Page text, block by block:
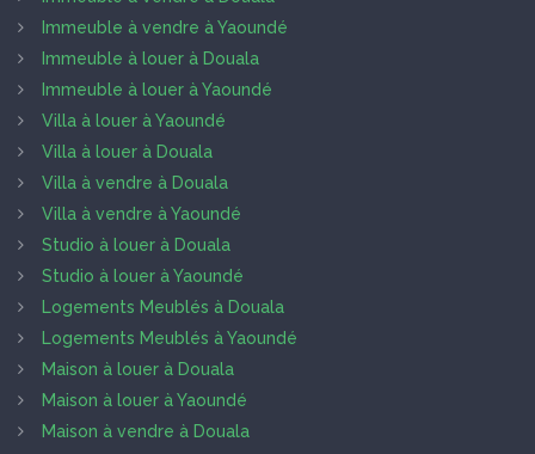
Immeuble à vendre à Yaoundé
Immeuble à louer à Douala
Immeuble à louer à Yaoundé
Villa à louer à Yaoundé
Villa à louer à Douala
Villa à vendre à Douala
Villa à vendre à Yaoundé
Studio à louer à Douala
Studio à louer à Yaoundé
Logements Meublés à Douala
Logements Meublés à Yaoundé
Maison à louer à Douala
Maison à louer à Yaoundé
Maison à vendre à Douala